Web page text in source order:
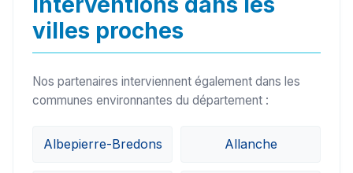
villes proches
Nos partenaires interviennent également dans les
communes environnantes du département :
Albepierre-Bredons Allanche